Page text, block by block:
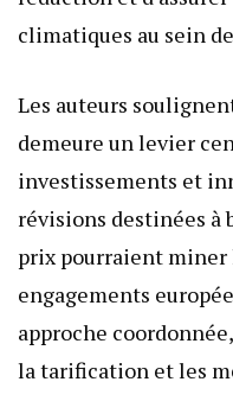
climatiques au sein
Les auteurs
demeure un levier
investissements et
révisions destinées
prix pourraient
engagements
approche
la tarification et les